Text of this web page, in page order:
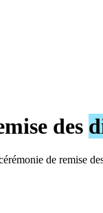
des